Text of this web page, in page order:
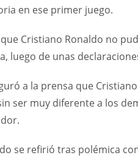
en ese primer juego.
Cristiano Ronaldo no
luego de unas
a la prensa que
ser muy diferente a los
se refirió tras polémica